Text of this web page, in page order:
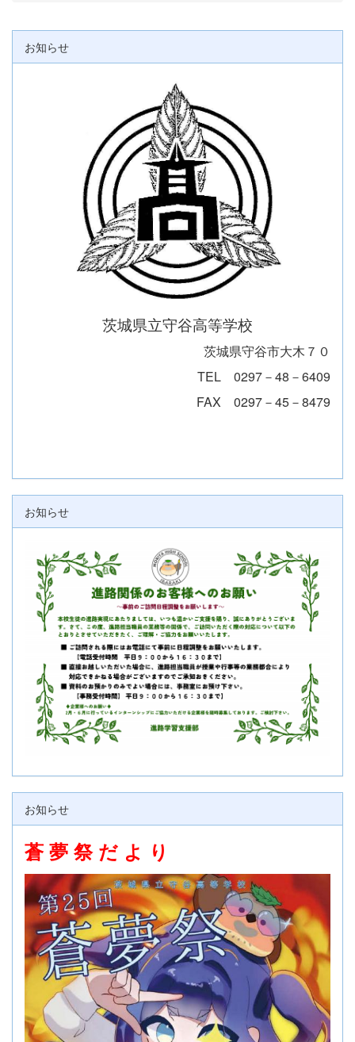
お知らせ
茨城県立守谷高等学校
茨城県守谷市大木７０
TEL 0297－48－6409
FAX 0297－45－8479
お知らせ
お知らせ
蒼 夢 祭 だ よ り